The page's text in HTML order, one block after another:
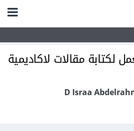
لكتابة مقالات لاكاديمية